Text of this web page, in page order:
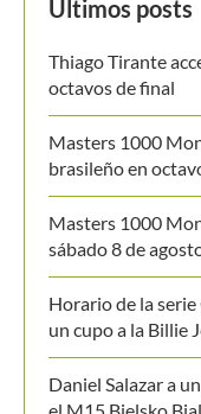
octavos de final
Masters 1000
brasileño en
Masters 1000
sábado 8 de
Horario de la
un cupo a la Billie
Daniel Salazar a
el M15 Bielsko